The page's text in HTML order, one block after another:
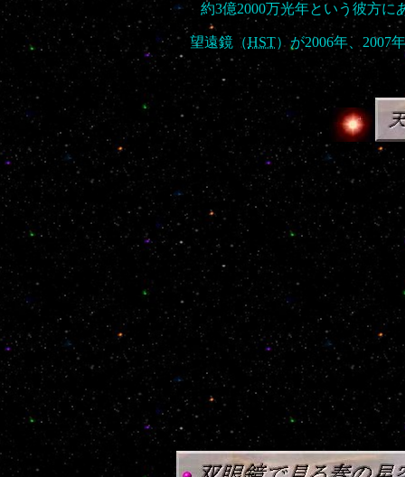
約3億2000万光年という彼方
望遠鏡（HST）が2006年、2007